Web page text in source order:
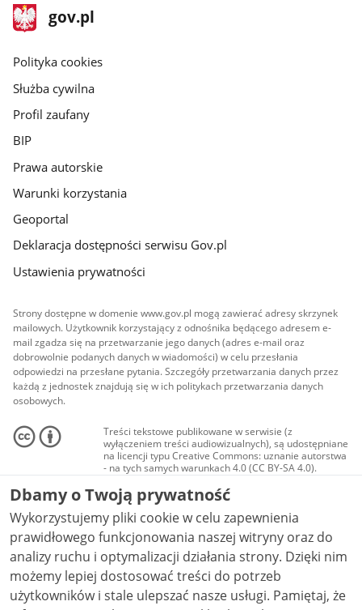
stopka
gov.pl
Strona
gov.pl
gov.pl
Polityka cookies
Służba cywilna
Profil zaufany
BIP
Prawa autorskie
Warunki korzystania
Geoportal
Deklaracja dostępności serwisu Gov.pl
Ustawienia prywatności
Strony dostępne w domenie www.gov.pl mogą zawierać adresy skrzynek
mailowych. Użytkownik korzystający z odnośnika będącego adresem e-
mail zgadza się na przetwarzanie jego danych (adres e-mail oraz
dobrowolnie podanych danych w wiadomości) w celu przesłania
odpowiedzi na przesłane pytania. Szczegóły przetwarzania danych przez
każdą z jednostek znajdują się w ich politykach przetwarzania danych
osobowych.
Treści tekstowe publikowane w serwisie (z
wyłączeniem treści audiowizualnych), są udostępniane
na licencji typu Creative Commons: uznanie autorstwa
- na tych samych warunkach 4.0 (CC BY-SA 4.0).
Materiały audiowizualne, w tym zdjęcia, materiały
audio i wideo, są udostępniane na licencji typu
Creative Commons: uznanie autorstwa użycie
niekomercyjne - bez utworów zależnych 4.0 (CC BY-
NC-ND 4.0), o ile nie jest to stwierdzone inaczej.
Dbamy o Twoją prywatność
Wykorzystujemy pliki cookie w celu zapewnienia
prawidłowego funkcjonowania naszej witryny oraz do
analizy ruchu i optymalizacji działania strony. Dzięki nim
możemy lepiej dostosować treści do potrzeb
użytkowników i stale ulepszać nasze usługi. Pamiętaj, że